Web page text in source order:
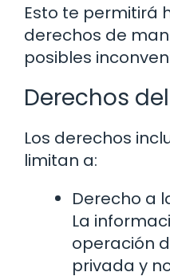
Esto te permitirá
derechos de
posibles
Derechos
Los derechos
limitan a:
Derecho a
La
operación
privada y